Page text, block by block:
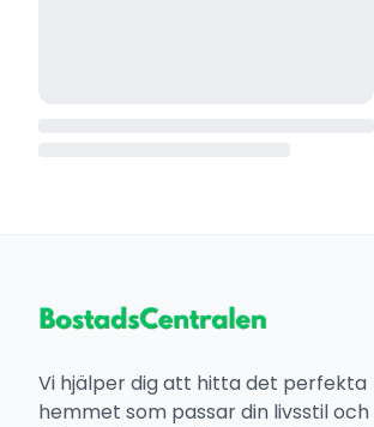
Vi hjälper dig att hitta det perfekta
hemmet som passar din livsstil och